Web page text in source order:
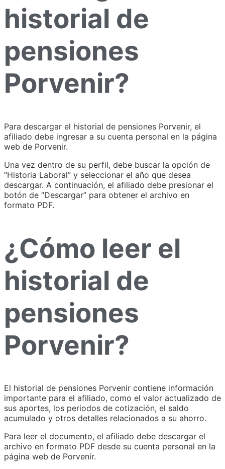
historial de
pensiones
Porvenir?
Para descargar el historial de pensiones Porvenir, el
afiliado debe ingresar a su cuenta personal en la página
web de Porvenir.
Una vez dentro de su perfil, debe buscar la opción de
“Historia Laboral” y seleccionar el año que desea
descargar. A continuación, el afiliado debe presionar el
botón de “Descargar” para obtener el archivo en
formato PDF.
¿Cómo leer el
historial de
pensiones
Porvenir?
El historial de pensiones Porvenir contiene información
importante para el afiliado, como el valor actualizado de
sus aportes, los periodos de cotización, el saldo
acumulado y otros detalles relacionados a su ahorro.
Para leer el documento, el afiliado debe descargar el
archivo en formato PDF desde su cuenta personal en la
página web de Porvenir.